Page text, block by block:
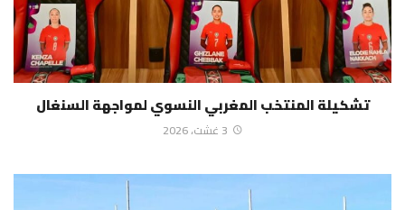
تشكيلة المنتخب المغربي النسوي لمواجهة السنغال
3 غشت، 2026